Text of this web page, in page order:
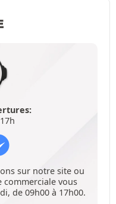
sur notre site ou
commerciale vous
de 09h00 à 17h00.